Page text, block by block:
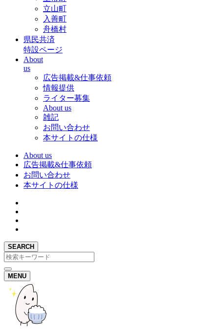
立山町
入善町
舟橋村
県民共済
特設ページ
About
us
広告掲載&仕事依頼
情報提供
ライター募集
About us
雑記
お問い合わせ
本サイトの仕様
About us
広告掲載&仕事依頼
お問い合わせ
本サイトの仕様
SEARCH
MENU